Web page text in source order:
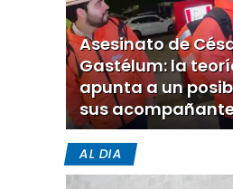
Asesinato de
Gastélum: la
apunta a un
sus
AL DIA